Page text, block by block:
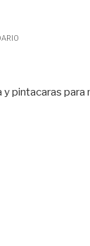
pintacaras para